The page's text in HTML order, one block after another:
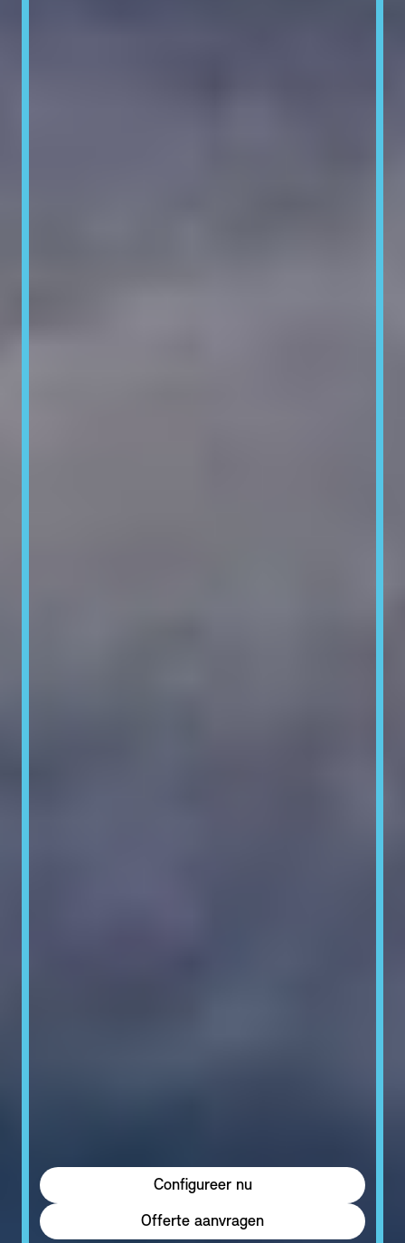
Configureer nu
Offerte aanvragen